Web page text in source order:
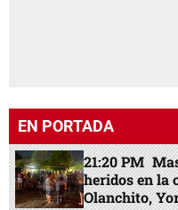
EN PORTADA
21:20 PM
heridos en la
Olanchito,